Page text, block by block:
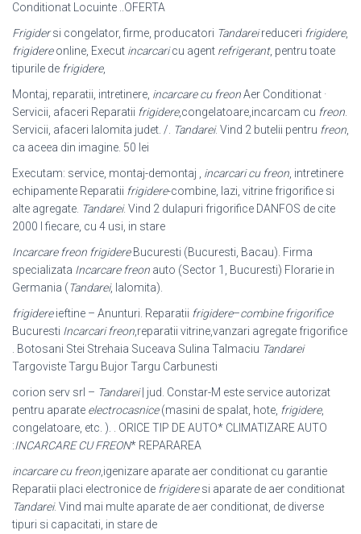
Conditionat Locuinte ..OFERTA
Frigidersi congelator, firme, producatori Tandareireduceri frigidere,
frigidereonline, Execut incarcaricu agent refrigerant, pentru toate
tipurile de frigidere,
Montaj, reparatii, intretinere, incarcare cu freonAer Conditionat ·
Servicii, afaceri Reparatii frigidere,congelatoare,incarcam cu freon
Servicii, afaceri Ialomita judet. /. Tandarei. Vind 2 butelii pentru freon
ca aceea din imagine. 50 lei
Executam: service, montaj-demontaj , incarcari cu freon , intretinere
echipamente Reparatii frigidere-combine, lazi, vitrine frigorifice si
alte agregate. Tandarei. Vind 2 dulapuri frigorifice DANFOS de cite
2000 l fiecare, cu 4 usi, in stare
Incarcare freon frigidereBucuresti (Bucuresti, Bacau). Firma
specializata Incarcare freon auto (Sector 1, Bucuresti) Florarie in
Germania (Tandarei, Ialomita).
frigidereieftine – Anunturi. Reparatii frigidere–combine frigorifice
Bucuresti Incarcari freon ,reparatii vitrine,vanzari agregate frigorifice
. Botosani Stei Strehaia Suceava Sulina Talmaciu Tandarei
Targoviste Targu Bujor Targu Carbunesti
corion serv srl – Tandarei| jud. Constar-M este service autorizat
pentru aparate electrocasnice(masini de spalat, hote, frigidere,
congelatoare, etc. ). . ORICE TIP DE AUTO* CLIMATIZARE AUTO
:INCARCARE CU FREON* REPARAREA
incarcare cu freon ,igenizare aparate aer conditionat cu garantie
Reparatii placi electronice de frigideresi aparate de aer conditionat
Tandarei. Vind mai multe aparate de aer conditionat, de diverse
tipuri si capacitati, in stare de